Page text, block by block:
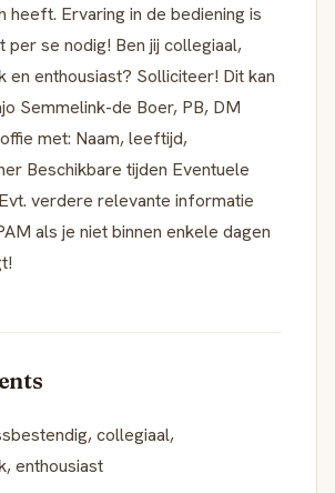
heeft. Ervaring in de bediening is
per se nodig! Ben jij collegiaal,
en enthousiast? Solliciteer! Dit kan
Semmelink-de Boer, PB, DM
met: Naam, leeftijd,
Beschikbare tijden Eventuele
verdere relevante informatie
als je niet binnen enkele dagen
collegiaal,
enthousiast